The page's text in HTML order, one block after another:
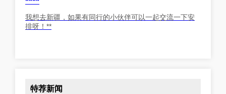
我想去新疆，如果有同行的小伙伴可以一起交流一下安
排呀！**
特荐新闻